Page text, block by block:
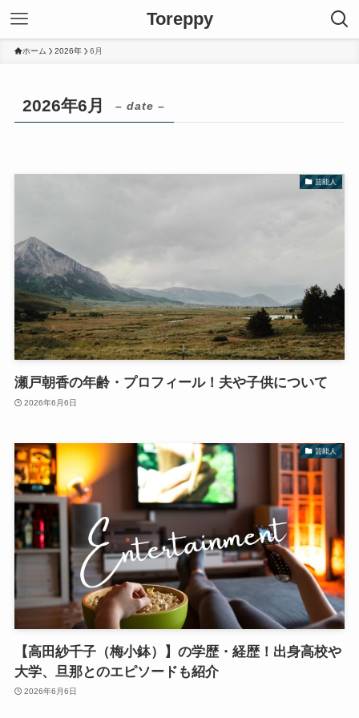
Toreppy
ホーム 2026年 6月
2026年6月 – date –
芸能人
瀬戸朝香の年齢・プロフィール！夫や子供について
2026年6月6日
芸能人
【高田紗千子（梅小鉢）】の学歴・経歴！出身高校や
大学、旦那とのエピソードも紹介
2026年6月6日